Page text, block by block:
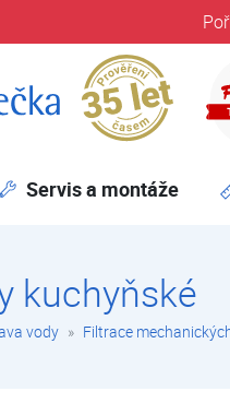
Servis a montáže
kuchyňské
vody Filtrace